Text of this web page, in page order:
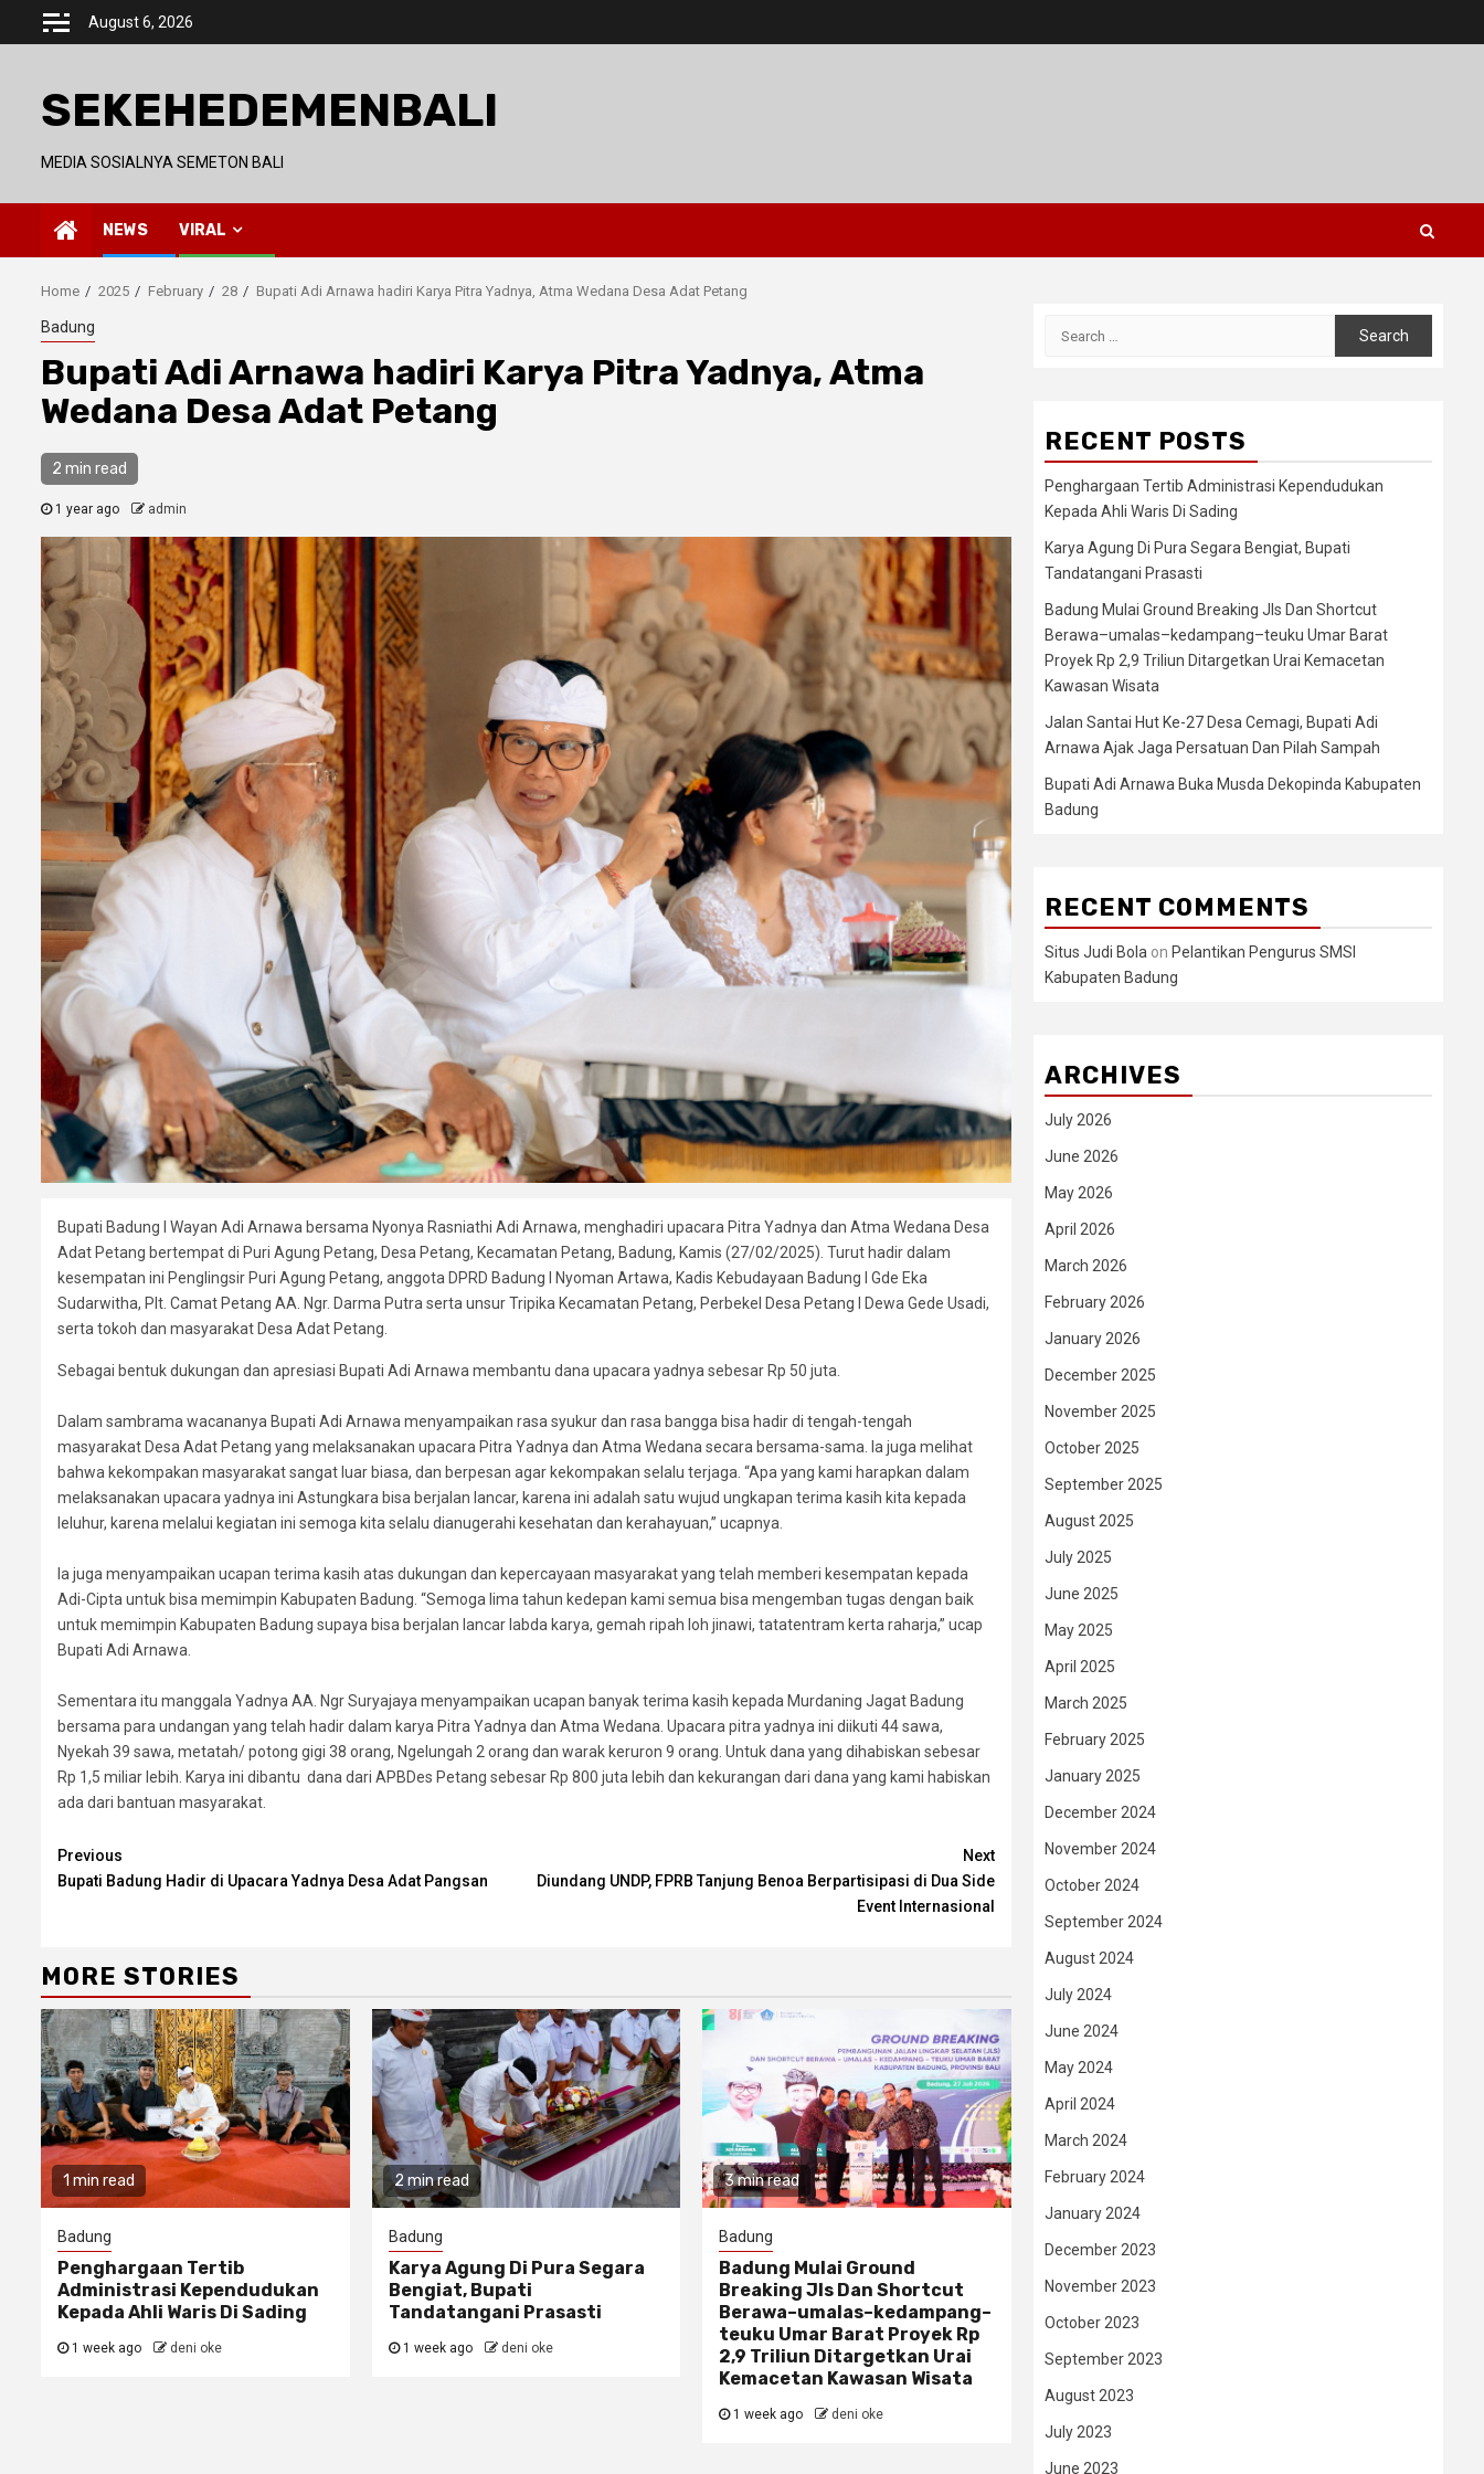
August 6, 2026
SEKEHEDEMENBALI
MEDIA SOSIALNYA SEMETON BALI
NEWS VIRAL
Home 2025 February 28 Bupati Adi Arnawa hadiri Karya Pitra Yadnya, Atma Wedana Desa Adat Petang
Badung
Bupati Adi Arnawa hadiri Karya Pitra Yadnya, Atma
Wedana Desa Adat Petang
2 min read
1 year ago admin
Bupati Badung I Wayan Adi Arnawa bersama Nyonya Rasniathi Adi Arnawa, menghadiri upacara Pitra Yadnya dan Atma Wedana Desa
Adat Petang bertempat di Puri Agung Petang, Desa Petang, Kecamatan Petang, Badung, Kamis (27/02/2025). Turut hadir dalam
kesempatan ini Penglingsir Puri Agung Petang, anggota DPRD Badung I Nyoman Artawa, Kadis Kebudayaan Badung I Gde Eka
Sudarwitha, Plt. Camat Petang AA. Ngr. Darma Putra serta unsur Tripika Kecamatan Petang, Perbekel Desa Petang I Dewa Gede Usadi,
serta tokoh dan masyarakat Desa Adat Petang.
Sebagai bentuk dukungan dan apresiasi Bupati Adi Arnawa membantu dana upacara yadnya sebesar Rp 50 juta.
Dalam sambrama wacananya Bupati Adi Arnawa menyampaikan rasa syukur dan rasa bangga bisa hadir di tengah-tengah
masyarakat Desa Adat Petang yang melaksanakan upacara Pitra Yadnya dan Atma Wedana secara bersama-sama. Ia juga melihat
bahwa kekompakan masyarakat sangat luar biasa, dan berpesan agar kekompakan selalu terjaga. “Apa yang kami harapkan dalam
melaksanakan upacara yadnya ini Astungkara bisa berjalan lancar, karena ini adalah satu wujud ungkapan terima kasih kita kepada
leluhur, karena melalui kegiatan ini semoga kita selalu dianugerahi kesehatan dan kerahayuan,” ucapnya.
Ia juga menyampaikan ucapan terima kasih atas dukungan dan kepercayaan masyarakat yang telah memberi kesempatan kepada
Adi-Cipta untuk bisa memimpin Kabupaten Badung. “Semoga lima tahun kedepan kami semua bisa mengemban tugas dengan baik
untuk memimpin Kabupaten Badung supaya bisa berjalan lancar labda karya, gemah ripah loh jinawi, tatatentram kerta raharja,” ucap
Bupati Adi Arnawa.
Sementara itu manggala Yadnya AA. Ngr Suryajaya menyampaikan ucapan banyak terima kasih kepada Murdaning Jagat Badung
bersama para undangan yang telah hadir dalam karya Pitra Yadnya dan Atma Wedana. Upacara pitra yadnya ini diikuti 44 sawa,
Nyekah 39 sawa, metatah/ potong gigi 38 orang, Ngelungah 2 orang dan warak keruron 9 orang. Untuk dana yang dihabiskan sebesar
Rp 1,5 miliar lebih. Karya ini dibantu dana dari APBDes Petang sebesar Rp 800 juta lebih dan kekurangan dari dana yang kami habiskan
ada dari bantuan masyarakat.
Continue
Reading
Previous
Bupati Badung Hadir di Upacara Yadnya Desa Adat Pangsan
Next
Diundang UNDP, FPRB Tanjung Benoa Berpartisipasi di Dua Side
Event Internasional
MORE STORIES
1 min read
Badung
Penghargaan Tertib
Administrasi Kependudukan
Kepada Ahli Waris Di Sading
1 week ago deni oke
2 min read
Badung
Karya Agung Di Pura Segara
Bengiat, Bupati
Tandatangani Prasasti
1 week ago deni oke
3 min read
Badung
Badung Mulai Ground
Breaking Jls Dan Shortcut
Berawa–umalas–kedampang–
teuku Umar Barat Proyek Rp
2,9 Triliun Ditargetkan Urai
Kemacetan Kawasan Wisata
1 week ago deni oke
RECENT POSTS
Penghargaan Tertib Administrasi Kependudukan
Kepada Ahli Waris Di Sading
Karya Agung Di Pura Segara Bengiat, Bupati
Tandatangani Prasasti
Badung Mulai Ground Breaking Jls Dan Shortcut
Berawa–umalas–kedampang–teuku Umar Barat
Proyek Rp 2,9 Triliun Ditargetkan Urai Kemacetan
Kawasan Wisata
Jalan Santai Hut Ke-27 Desa Cemagi, Bupati Adi
Arnawa Ajak Jaga Persatuan Dan Pilah Sampah
Bupati Adi Arnawa Buka Musda Dekopinda Kabupaten
Badung
RECENT COMMENTS
Situs Judi Bola on Pelantikan Pengurus SMSI
Kabupaten Badung
ARCHIVES
July 2026
June 2026
May 2026
April 2026
March 2026
February 2026
January 2026
December 2025
November 2025
October 2025
September 2025
August 2025
July 2025
June 2025
May 2025
April 2025
March 2025
February 2025
January 2025
December 2024
November 2024
October 2024
September 2024
August 2024
July 2024
June 2024
May 2024
April 2024
March 2024
February 2024
January 2024
December 2023
November 2023
October 2023
September 2023
August 2023
July 2023
June 2023